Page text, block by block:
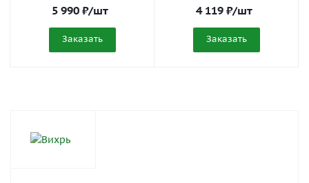
5 990 ₽/шт
Заказать
4 119 ₽/шт
Заказать